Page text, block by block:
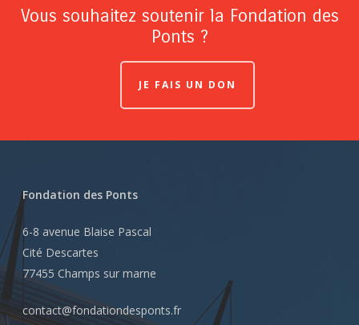
Vous souhaitez soutenir la Fondation des
Ponts ?
JE FAIS UN DON
Fondation des Ponts
6-8 avenue Blaise Pascal
Cité Descartes
77455 Champs sur marne
contact@fondationdesponts.fr